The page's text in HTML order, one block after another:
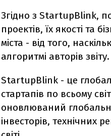
Згідно з StartupBlink,
проектів, їх якості та
міста - від того,
алгоритмі авторів звіту.
StartupBlink - це
стартапів по всьому
оновлюваний
інвесторів, технічних